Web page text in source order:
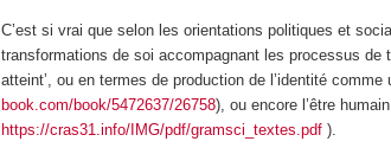
C’est si vrai que selon les orientations politiques et
transformations de soi accompagnant les processus de
atteint’, ou en termes de production de l’identité comme
book.com/book/5472637/26758), ou encore l’être
https://cras31.info/IMG/pdf/gramsci_textes.pdf ).